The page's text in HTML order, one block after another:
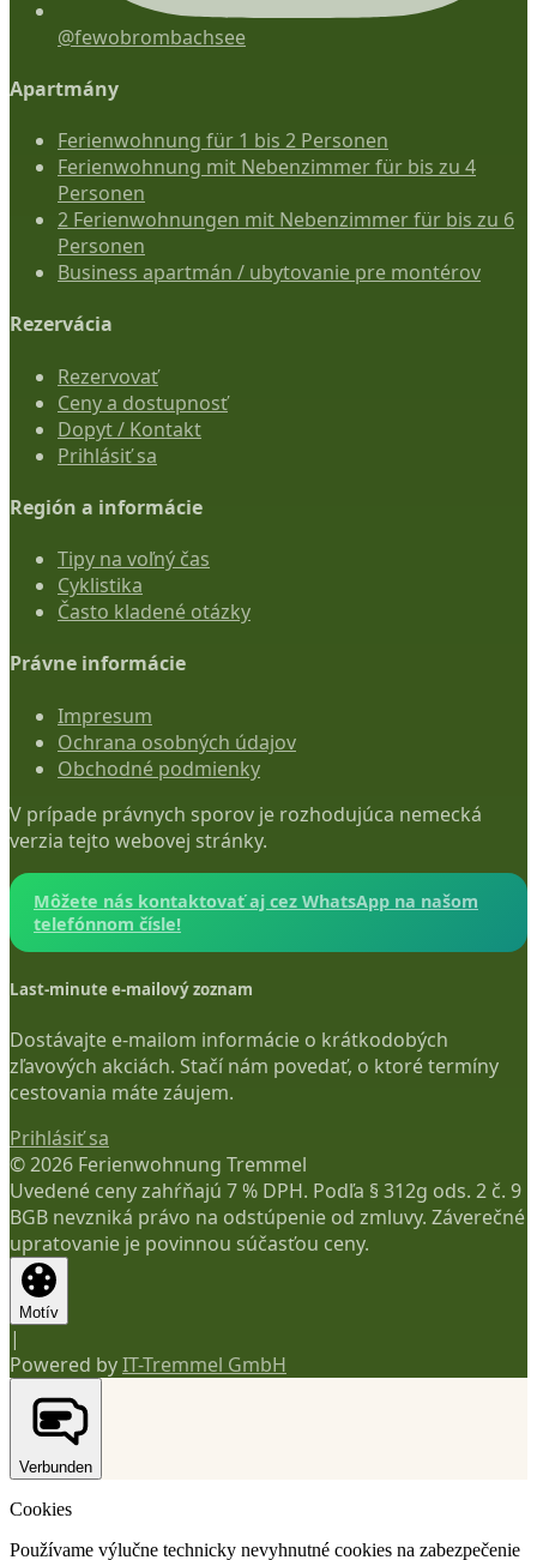
@fewobrombachsee
Apartmány
Ferienwohnung für 1 bis 2 Personen
Ferienwohnung mit Nebenzimmer für bis zu 4
Personen
2 Ferienwohnungen mit Nebenzimmer für bis zu 6
Personen
Business apartmán / ubytovanie pre montérov
Rezervácia
Rezervovať
Ceny a dostupnosť
Dopyt / Kontakt
Prihlásiť sa
Región a informácie
Tipy na voľný čas
Cyklistika
Často kladené otázky
Právne informácie
Impresum
Ochrana osobných údajov
Obchodné podmienky
V prípade právnych sporov je rozhodujúca nemecká
verzia tejto webovej stránky.
Môžete nás kontaktovať aj cez WhatsApp na našom
telefónnom čísle!
Last-minute e-mailový zoznam
Dostávajte e-mailom informácie o krátkodobých
zľavových akciách. Stačí nám povedať, o ktoré termíny
cestovania máte záujem.
Prihlásiť sa
© 2026 Ferienwohnung Tremmel
Uvedené ceny zahŕňajú 7 % DPH. Podľa § 312g ods. 2 č. 9
BGB nevzniká právo na odstúpenie od zmluvy. Záverečné
upratovanie je povinnou súčasťou ceny.
Motív
|
Powered byIT-Tremmel GmbH
Verbunden
Cookies
Používame výlučne technicky nevyhnutné cookies na zabezpečenie